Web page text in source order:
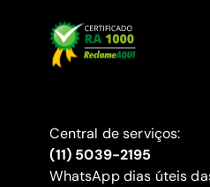
Central de serviços:
(11) 5039-2195
WhatsApp dias úteis